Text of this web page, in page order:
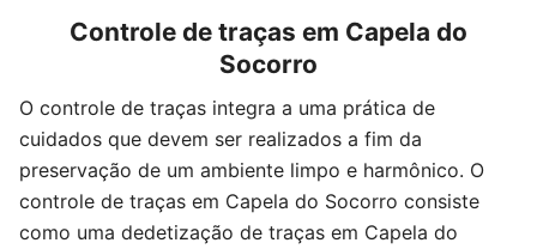
Controle de traças em Capela do
Socorro
O controle de traças integra a uma prática de
cuidados que devem ser realizados a fim da
preservação de um ambiente limpo e harmônico. O
controle de traças em Capela do Socorro consiste
como uma dedetização de traças em Capela do